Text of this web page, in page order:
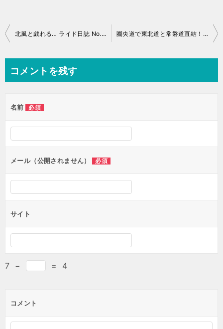
投
ビ
ー
シ
ョ
ン
北風と戯れる… ライド日誌 No.011 圏央道で東北道と常磐道直結！外環は対距離制へ
コメントを残す
名前 必須
メール（公開されません） 必須
サイト
7 − = 4
コメント